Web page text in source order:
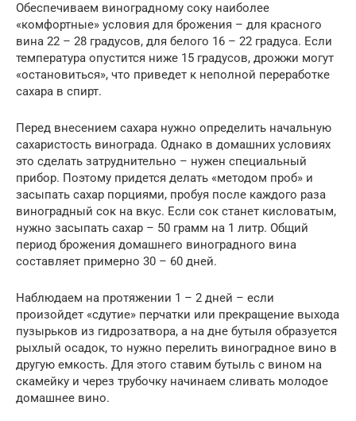
Обеспечиваем виноградному соку наиболее
«комфортные» условия для брожения – для красного
вина 22 – 28 градусов, для белого 16 – 22 градуса. Если
температура опустится ниже 15 градусов, дрожжи могут
«остановиться», что приведет к неполной переработке
сахара в спирт.
Перед внесением сахара нужно определить начальную
сахаристость винограда. Однако в домашних условиях
это сделать затруднительно – нужен специальный
прибор. Поэтому придется делать «методом проб» и
засыпать сахар порциями, пробуя после каждого раза
виноградный сок на вкус. Если сок станет кисловатым,
нужно засыпать сахар – 50 грамм на 1 литр. Общий
период брожения домашнего виноградного вина
составляет примерно 30 – 60 дней.
Наблюдаем на протяжении 1 – 2 дней – если
произойдет «сдутие» перчатки или прекращение выхода
пузырьков из гидрозатвора, а на дне бутыля образуется
рыхлый осадок, то нужно перелить виноградное вино в
другую емкость. Для этого ставим бутыль с вином на
скамейку и через трубочку начинаем сливать молодое
домашнее вино.